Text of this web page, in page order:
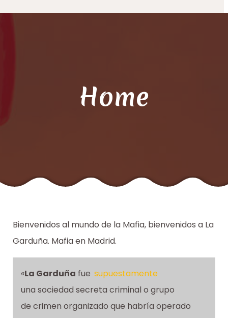
Home
Bienvenidos al mundo de la Mafia, bienvenidos a La
Garduña. Mafia en Madrid.
«La Garduña fue supuestamente
una sociedad secreta criminal o grupo
de crimen organizado que habría operado